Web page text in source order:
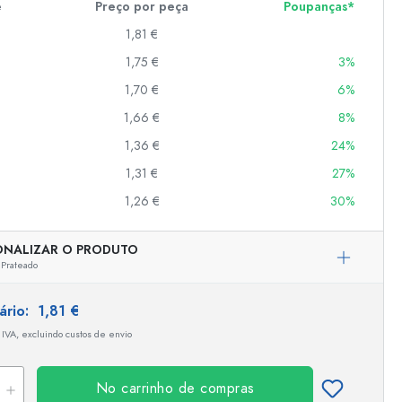
Preço por peça
Poupanças*
1,81 €
1,75 €
3%
1,70 €
6%
1,66 €
8%
1,36 €
24%
1,31 €
27%
1,26 € 30%
O PRODUTO
Prateado
1,81 €
excluindo custos de envio
No carrinho de compras